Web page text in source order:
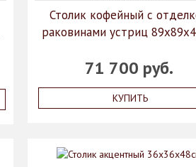
Столик кофейный с
раковинами устриц
71 700 руб.
КУПИТЬ